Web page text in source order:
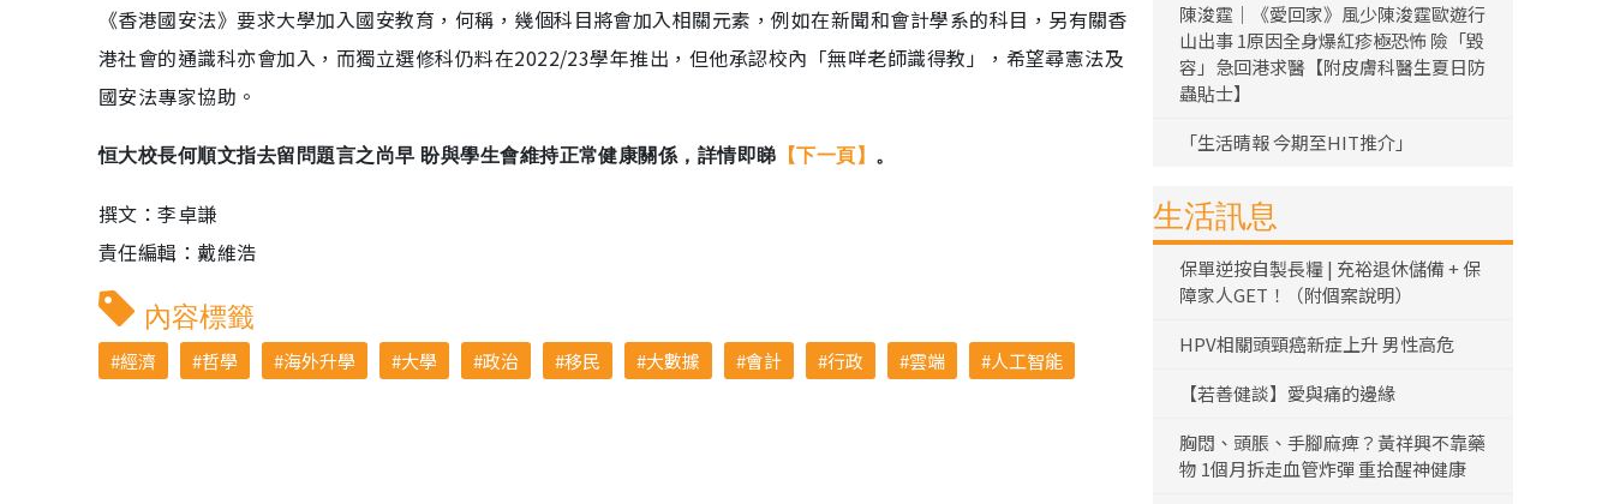
《香港國安法》要求大學加入國安教育，何稱，幾個科目將會加入相關元素，例如在新聞和會計學系的科目，另有關香
港社會的通識科亦會加入，而獨立選修科仍料在2022/23學年推出，但他承認校內「無咩老師識得教」，希望尋憲法及
國安法專家協助。
恒大校長何順文指去留問題言之尚早 盼與學生會維持正常健康關係，詳情即睇 【下一頁】 。
撰文：李卓謙
責任編輯：戴維浩
內容標籤
經濟 哲學 海外升學 大學 政治 移民 大數據 會計 行政 雲端 人工智能
陳浚霆｜《愛回家》風少陳浚霆歐遊行
山出事 1原因全身爆紅疹極恐怖 險「毀
容」急回港求醫【附皮膚科醫生夏日防
蟲貼士】
「生活晴報 今期至HIT推介」
生活訊息
保單逆按自製長糧 | 充裕退休儲備 + 保
障家人GET！（附個案說明）
HPV相關頭頸癌新症上升 男性高危
【若善健談】愛與痛的邊緣
胸悶、頭脹、手腳麻痺？黃祥興不靠藥
物 1個月拆走血管炸彈 重拾醒神健康